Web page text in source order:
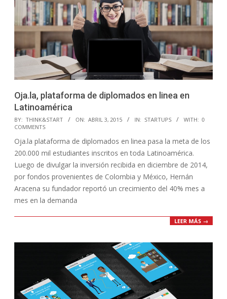
Oja.la, plataforma de diplomados en linea en
Latinoamérica
2015-
04-
03
BY: THINK&START ON: ABRIL 3, 2015 IN: STARTUPS WITH: 0
COMMENTS
Oja.la plataforma de diplomados en linea pasa la meta de los
200.000 mil estudiantes inscritos en toda Latinoamérica.
Luego de divulgar la inversión recibida en diciembre de 2014,
por fondos provenientes de Colombia y México, Hernán
Aracena su fundador reportó un crecimiento del 40% mes a
mes en la demanda
LEER MÁS →